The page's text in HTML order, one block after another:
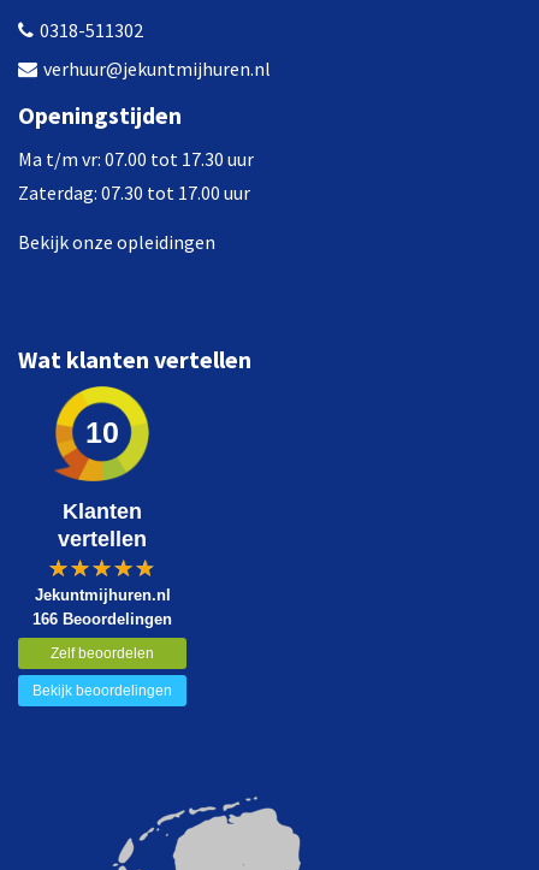
0318-511302
verhuur@jekuntmijhuren.nl
Openingstijden
Ma t/m vr: 07.00 tot 17.30 uur
Zaterdag: 07.30 tot 17.00 uur
Bekijk onze opleidingen
Wat klanten vertellen
10
Klanten
vertellen
Jekuntmijhuren.nl
166 Beoordelingen
Zelf beoordelen
Bekijk beoordelingen